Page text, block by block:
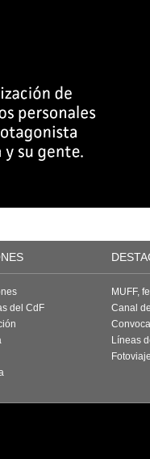
del CdF
MUFF,
Canal
Líneas